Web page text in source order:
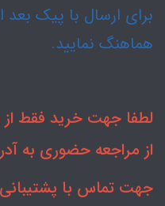
برای ارسال با پیک
هماهنگ نمایید.
لطفا جهت خرید فقط از
از مراجعه حضوری به